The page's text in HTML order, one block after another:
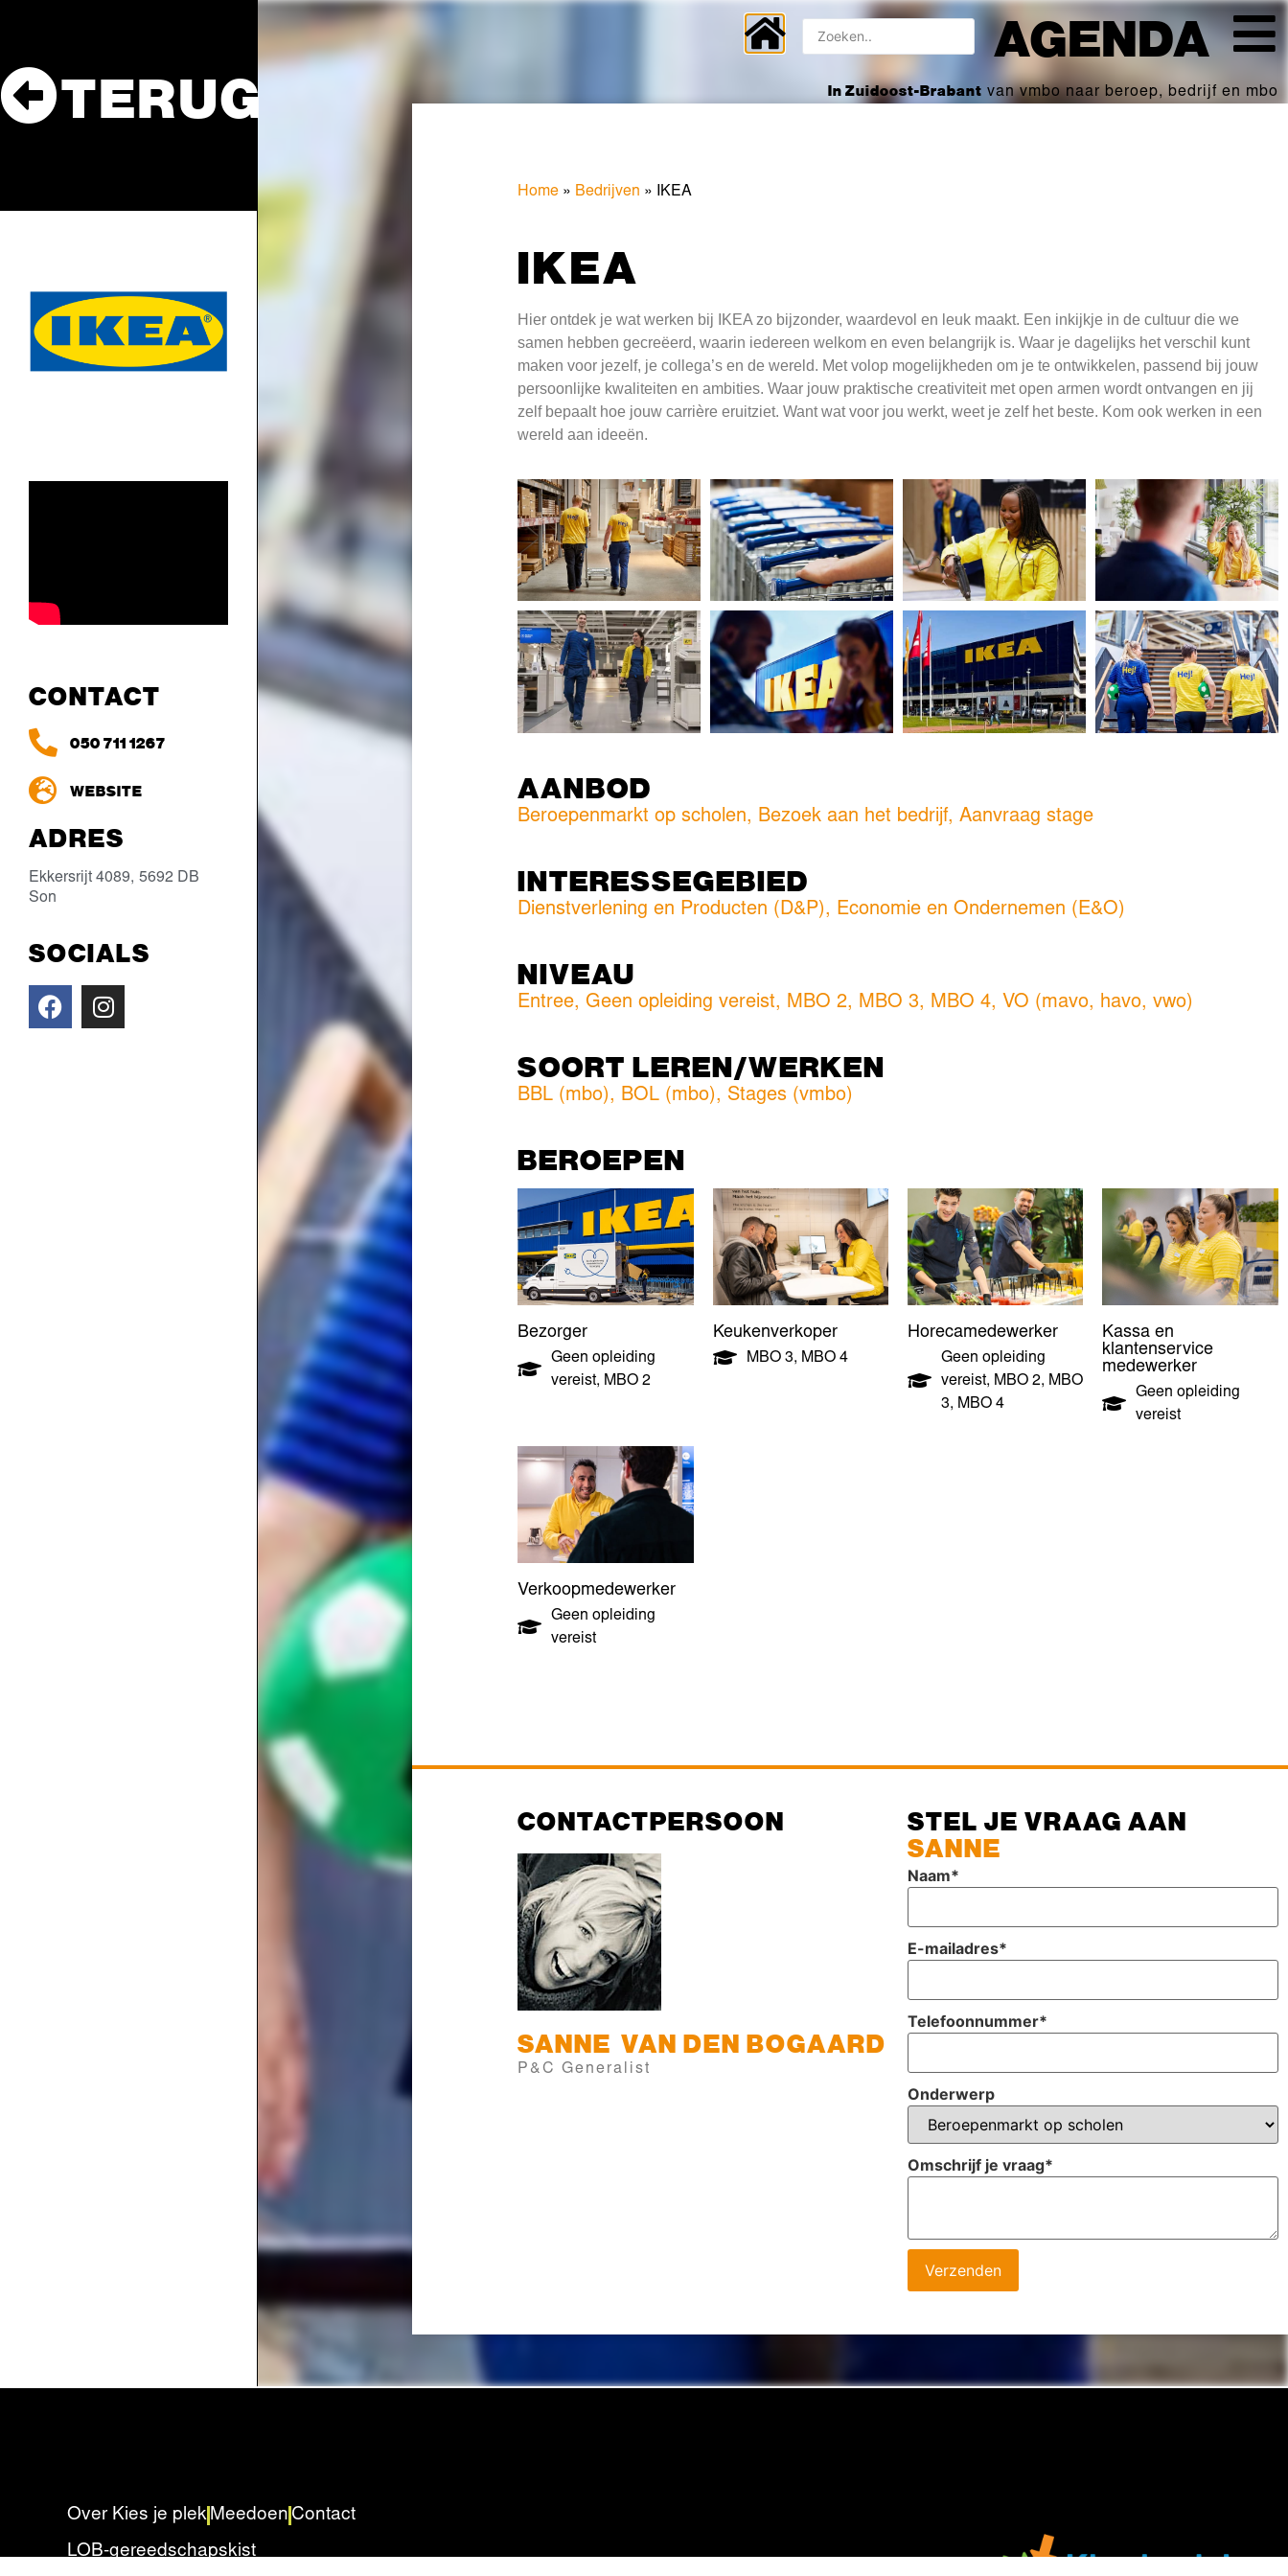
TERUG
CONTACT
050 711 1267
WEBSITE
ADRES
Ekkersrijt 4089, 5692 DB
Son
SOCIALS
Home » Bedrijven » IKEA
IKEA
Hier ontdek je wat werken bij IKEA zo bijzonder, waardevol en leuk maakt. Een inkijkje in de cultuur die we
samen hebben gecreëerd, waarin iedereen welkom en even belangrijk is. Waar je dagelijks het verschil kunt
maken voor jezelf, je collega’s en de wereld. Met volop mogelijkheden om je te ontwikkelen, passend bij jouw
persoonlijke kwaliteiten en ambities. Waar jouw praktische creativiteit met open armen wordt ontvangen en jij
zelf bepaalt hoe jouw carrière eruitziet. Want wat voor jou werkt, weet je zelf het beste. Kom ook werken in een
wereld aan ideeën.
AANBOD
Beroepenmarkt op scholen, Bezoek aan het bedrijf, Aanvraag stage
INTERESSEGEBIED
Dienstverlening en Producten (D&P), Economie en Ondernemen (E&O)
NIVEAU
Entree,Geen opleiding vereist, MBO 2, MBO 3, MBO 4, VO (mavo, havo, vwo)
SOORT LEREN/WERKEN
BBL (mbo), BOL (mbo), Stages (vmbo)
BEROEPEN
Bezorger
Geen opleiding
vereist, MBO 2
Keukenverkoper
MBO 3, MBO 4
Horecamedewerker
Geen opleiding
vereist, MBO 2, MBO
3, MBO 4
Kassa en
klantenservice
medewerker
Geen opleiding
vereist
Verkoopmedewerker
Geen opleiding
vereist
CONTACTPERSOON
SANNE VAN DEN BOGAARD
P&C Generalist
STEL JE VRAAG AAN
SANNE
Naam*
E-mailadres*
Telefoonnummer*
Onderwerp
Omschrijf je vraag*
Verzenden
Over Kies je plek Meedoen Contact
LOB-gereedschapskist
AGENDA
In Zuidoost-Brabant van vmbo naar beroep, bedrijf en mbo